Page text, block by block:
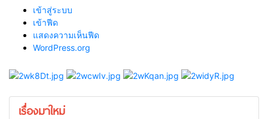
เข้าสู่ระบบ
เข้าฟีด
แสดงความเห็นฟีด
WordPress.org
เรื่องมาใหม่